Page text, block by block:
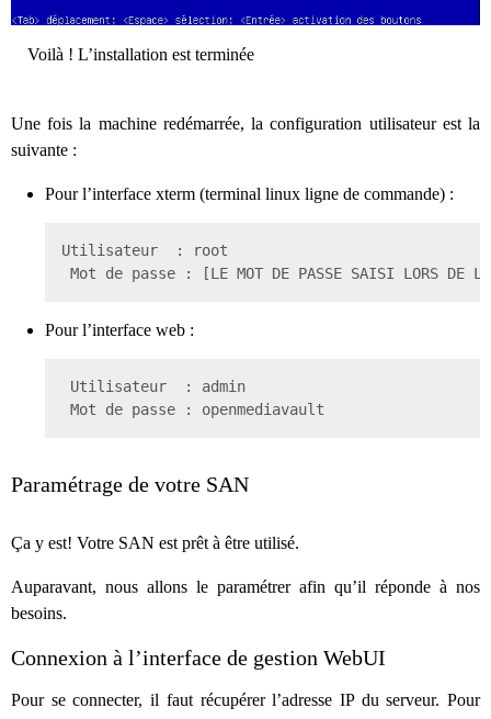
Voilà ! L’installation est terminée
Une fois la machine redémarrée, la configuration utilisateur est la
suivante :
Pour l’interface xterm (terminal linux ligne de commande) :
Utilisateur  : root
Mot de passe : [LE MOT DE PASSE SAISI LORS DE
Pour l’interface web :
Utilisateur  : admin
Mot de passe : openmediavault
Paramétrage de votre SAN
Ça y est! Votre SAN est prêt à être utilisé.
Auparavant, nous allons le paramétrer afin qu’il réponde à nos
besoins.
Connexion à l’interface de gestion WebUI
Pour se connecter, il faut récupérer l’adresse IP du serveur. Pour